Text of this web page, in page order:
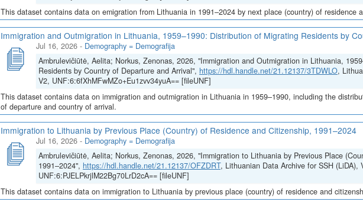
This dataset contains data on emigration from Lithuania in 1991–2024 by next place (country) of residence
Immigration and Outmigration in Lithuania, 1959–1990: Distribution of Migrating Residents by
Jul 16, 2026 - Demography = Demografija
Ambrulevičiūtė, Aelita; Norkus, Zenonas, 2026, "Immigration and Outmigration in Lithuania,
Residents by Country of Departure and Arrival", https://hdl.handle.net/21.12137/3TDWLO,
V2, UNF:6:6fXhMFwMZo+Eu1zvv34yuA== [fileUNF]
This dataset contains data on immigration and outmigration in Lithuania in 1959–1990, including the
of departure and country of arrival.
Immigration to Lithuania by Previous Place (Country) of Residence and Citizenship, 1991–2024
Jul 16, 2026 - Demography = Demografija
Ambrulevičiūtė, Aelita; Norkus, Zenonas, 2026, "Immigration to Lithuania by Previous Place
1991–2024", https://hdl.handle.net/21.12137/OFZDRT, Lithuanian Data Archive for SSH (LiDA),
UNF:6:PJELPkrjlM22Bg70LrD2cA== [fileUNF]
This dataset contains data on immigration to Lithuania by previous place (country) of residence and